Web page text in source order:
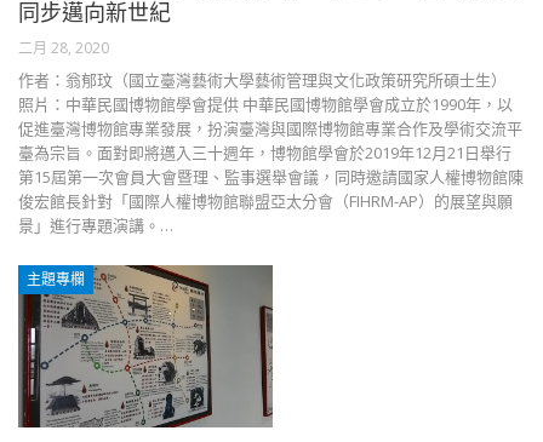
同步邁向新世紀
二月 28, 2020
作者：翁郁玟（國立臺灣藝術大學藝術管理與文化政策研究所碩士生）
照片：中華民國博物館學會提供 中華民國博物館學會成立於1990年，以
促進臺灣博物館專業發展，扮演臺灣與國際博物館專業合作及學術交流平
臺為宗旨。面對即將邁入三十週年，博物館學會於2019年12月21日舉行
第15屆第一次會員大會暨理、監事選舉會議，同時邀請國家人權博物館陳
俊宏館長針對「國際人權博物館聯盟亞太分會（FIHRM-AP）的展望與願
景」進行專題演講。…
主題專欄